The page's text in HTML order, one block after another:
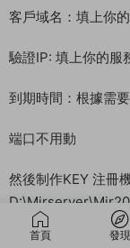
教程介紹
XO三端引擎傳奇
首頁 發現